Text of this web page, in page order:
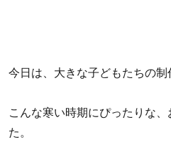
今日は、大きな子どもたちの制
こんな寒い時期にぴったりな
た。